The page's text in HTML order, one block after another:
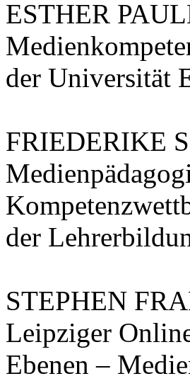
ESTHER
der Universität
FRIEDERIKE
der
STEPHEN
Leipziger
Ebenen –